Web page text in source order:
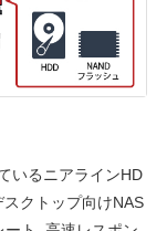
いるニアラインHD
クトップ向けNAS